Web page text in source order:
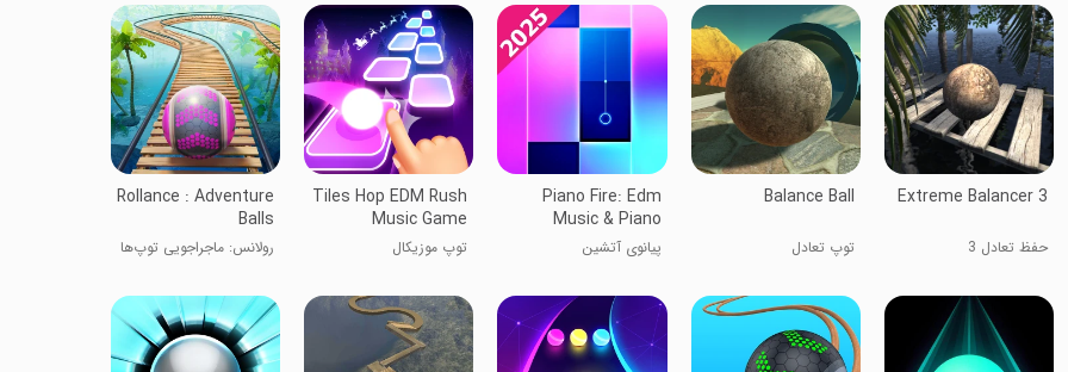
Extreme Balancer 3
حفظ تعادل 3
Balance Ball
توپ تعادل
Piano Fire: Edm
Music & Piano
پیانوی آتشین
Tiles Hop EDM Rush
Music Game
توپ موزیکال
Rollance : Adventure
Balls
رولانس: ماجراجویی توپ‌ها